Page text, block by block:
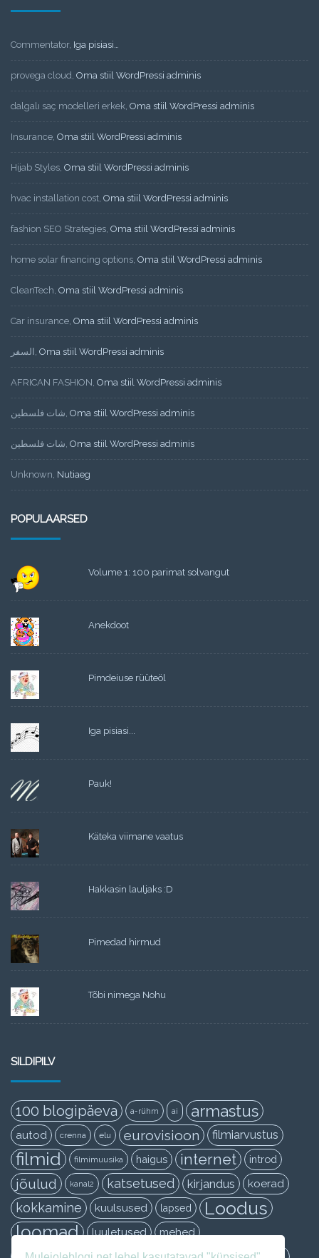
Commentator, Iga pisiasi…
provega cloud Oma stiil WordPressi adminis
dalgalı saç modelleri erkek Oma stiil WordPressi adminis
Insurance Oma stiil WordPressi adminis
Hijab Styles Oma stiil WordPressi adminis
hvac installation cost Oma stiil WordPressi adminis
fashion SEO Strategies Oma stiil WordPressi adminis
home solar financing options Oma stiil WordPressi adminis
CleanTech Oma stiil WordPressi adminis
Car insurance Oma stiil WordPressi adminis
السفر Oma stiil WordPressi adminis
AFRICAN FASHION Oma stiil WordPressi adminis
شات فلسطين Oma stiil WordPressi adminis
شات فلسطين Oma stiil WordPressi adminis
Unknown Nutiaeg
POPULAARSED
Volume 1: 100 parimat solvangut
Anekdoot
Pimdeiuse rüüteöl
Iga pisiasi...
Pauk!
Käteka viimane vaatus
Hakkasin lauljaks :D
Pimedad hirmud
Tõbi nimega Nohu
SILDIPILV
100 blogipäeva a-rühm ai armastus
autod crenna elu eurovisioon filmiarvustus
filmid filmimuusika haigus internet introd
jõulud kanal2 katsetused kirjandus koerad
kokkamine kuulsused lapsed Loodus
loomad luuletused mehed